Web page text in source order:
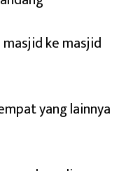
ke masjid
yang lainnya